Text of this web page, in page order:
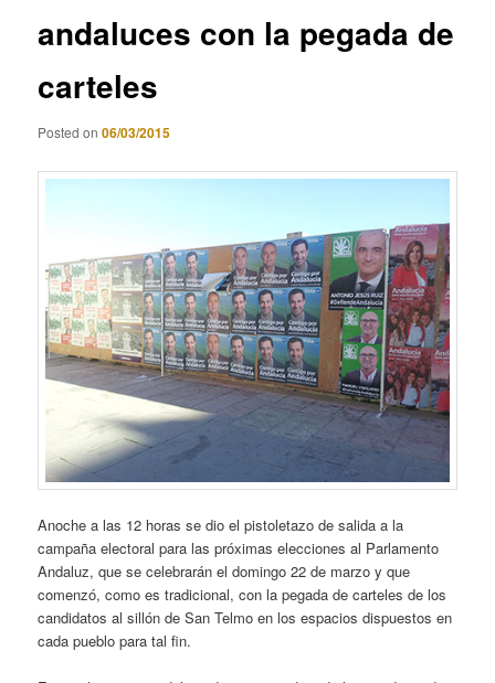
andaluces con la pegada de
carteles
Posted on06/03/2015
Anoche a las 12 horas se dio el pistoletazo de salida a la
campaña electoral para las próximas elecciones al Parlamento
Andaluz, que se celebrarán el domingo 22 de marzo y que
comenzó, como es tradicional, con la pegada de carteles de los
candidatos al sillón de San Telmo en los espacios dispuestos en
cada pueblo para tal fin.